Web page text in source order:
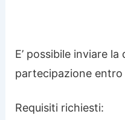
E’ possibile inviare la
partecipazione entro
Requisiti richiesti: